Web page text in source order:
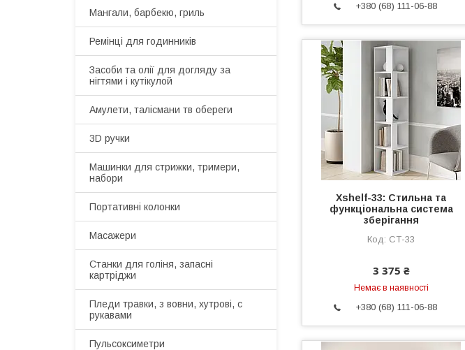
+380 (68) 111-06-88
Xshelf-33: Стильна та
функціональна система
зберігання
СТ-33
3 375 ₴
Немає в наявності
+380 (68) 111-06-88
Мангали, барбекю, гриль
Ремінці для годинників
Засоби та олії для догляду за
нігтями і кутікулой
Амулети, талісмани тв обереги
3D ручки
Машинки для стрижки, тримери,
набори
Портативні колонки
Масажери
Станки для голіня, запасні
картріджи
Пледи травки, з вовни, хутрові, с
рукавами
Пульсоксиметри